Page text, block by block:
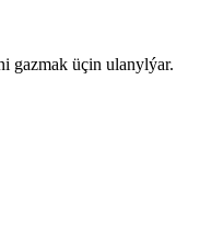
gazmak üçin ulanylýar.